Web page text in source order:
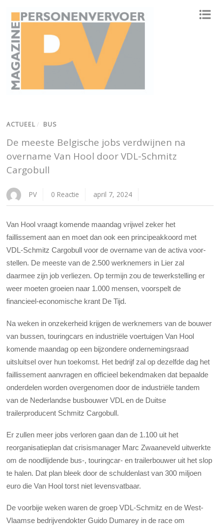
ACTUEEL / BUS
De meeste Belgische jobs verdwijnen na
overname Van Hool door VDL-Schmitz
Cargobull
PV 0 Reactie april 7, 2024
Van Hool vraagt komende maandag vrijwel zeker het
faillissement aan en moet dan ook een principe­akkoord met
VDL-Schmitz Cargobull voor de overname van de activa voor­
stellen. De meeste van de 2.500 werknemers in Lier zal
daarmee zijn job verliezen. Op termijn zou de tewerkstelling er
weer moeten groeien naar 1.000 mensen, voorspelt de
financieel-economische krant De Tijd.
Na weken in onzekerheid krijgen de werknemers van de bouwer
van bussen, touringcars en industriële voertuigen Van Hool
komende maandag op een bijzondere ondernemingsraad
uitsluitsel over hun toekomst. Het bedrijf zal op dezelfde dag het
faillissement aanvragen en officieel bekendmaken dat bepaalde
onderdelen worden overgenomen door de industriële tandem
van de Nederlandse busbouwer VDL en de Duitse
trailerproducent Schmitz Cargobull.
Er zullen meer jobs verloren gaan dan de 1.100 uit het
reorganisatieplan dat crisismanager Marc Zwaaneveld uitwerkte
om de noodlijdende bus-, touringcar- en trailerbouwer uit het slop
te halen. Dat plan bleek door de schuldenlast van 300 miljoen
euro die Van Hool torst niet levens­vatbaar.
De voorbije weken waren de groep VDL-Schmitz en de West-
Vlaamse bedrijvendokter Guido Dumarey in de race om